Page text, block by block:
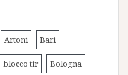
Artoni Bari
blocco tir Bologna